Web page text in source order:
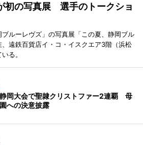
初の写真展 選手のトークショ
ルーレヴズ」の写真展「この夏、静岡ブル
遠鉄百貨店イ・コ・イスクエア3階（浜松
る。
岡大会で聖隷クリストファー2連覇 母
への決意披露